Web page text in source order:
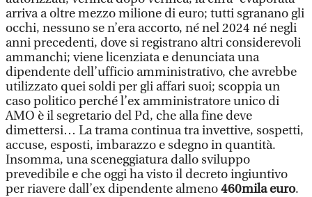
arriva a oltre mezzo milione di euro; tutti sgranano gli
occhi, nessuno se n’era accorto, né nel 2024 né negli
anni precedenti, dove si registrano altri considerevoli
ammanchi; viene licenziata e denunciata una
dipendente dell’ufficio amministrativo, che avrebbe
utilizzato quei soldi per gli affari suoi; scoppia un
caso politico perché l’ex amministratore unico di
AMO è il segretario del Pd, che alla fine deve
dimettersi… La trama continua tra invettive, sospetti,
accuse, esposti, imbarazzo e sdegno in quantità.
Insomma, una sceneggiatura dallo sviluppo
prevedibile e che oggi ha visto il decreto ingiuntivo
per riavere dall’ex dipendente almeno460mila euro.